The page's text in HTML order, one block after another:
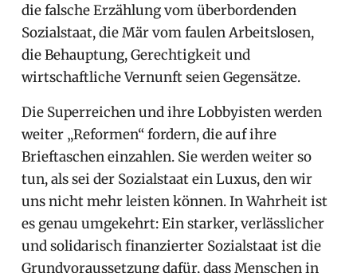
die falsche Erzählung vom überbordenden
Sozialstaat, die Mär vom faulen Arbeitslosen,
die Behauptung, Gerechtigkeit und
wirtschaftliche Vernunft seien Gegensätze.
Die Superreichen und ihre Lobbyisten werden
weiter „Reformen“ fordern, die auf ihre
Brieftaschen einzahlen. Sie werden weiter so
tun, als sei der Sozialstaat ein Luxus, den wir
uns nicht mehr leisten können. In Wahrheit ist
es genau umgekehrt: Ein starker, verlässlicher
und solidarisch finanzierter Sozialstaat ist die
Grundvoraussetzung dafür, dass Menschen in